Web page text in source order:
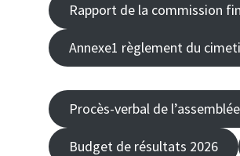
Rapport de la commission
Annexe1 règlement du
Procès-verbal de
Budget de résultats 2026